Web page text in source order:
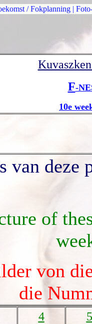
/ Fokplanning |
F-
10e
van
of
von
die
4 5